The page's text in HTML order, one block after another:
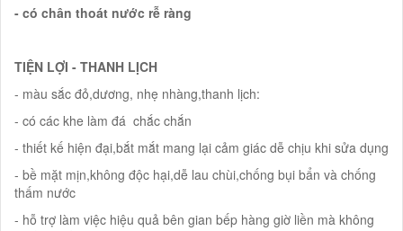
- có chân thoát nước rễ ràng
TIỆN LỢI - THANH LỊCH
- màu sắc đỏ,dương, nhẹ nhàng,thanh lịch:
- có các khe làm đá chắc chắn
- thiết kế hiện đại,bắt mắt mang lại cảm giác dễ chịu khi sửa dụng
- bề mặt mịn,không độc hại,dễ lau chùi,chống bụi bẩn và chống
thấm nước
- hỗ trợ làm việc hiệu quả bên gian bếp hàng giờ liền mà không